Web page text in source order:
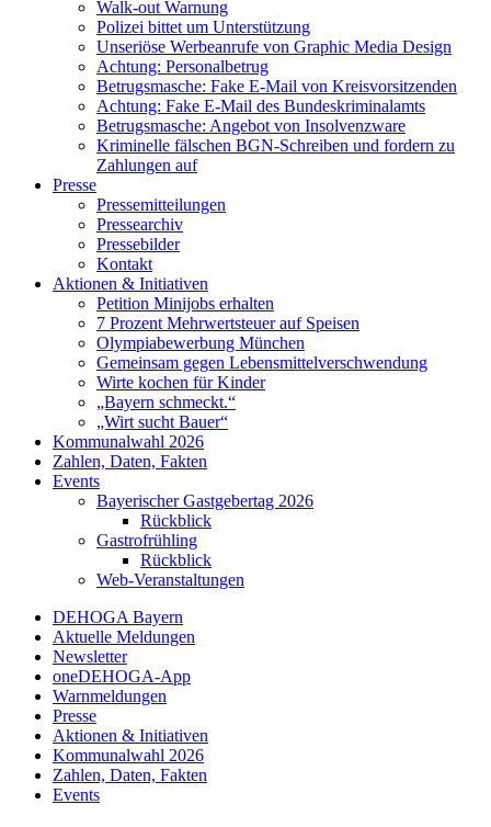
Walk-out Warnung
Polizei bittet um Unterstützung
Unseriöse Werbeanrufe von Graphic Media Design
Achtung: Personalbetrug
Betrugsmasche: Fake E-Mail von Kreisvorsitzenden
Achtung: Fake E-Mail des Bundeskriminalamts
Betrugsmasche: Angebot von Insolvenzware
Kriminelle fälschen BGN-Schreiben und fordern zu
Zahlungen auf
Presse
Pressemitteilungen
Pressearchiv
Pressebilder
Kontakt
Aktionen & Initiativen
Petition Minijobs erhalten
7 Prozent Mehrwertsteuer auf Speisen
Olympiabewerbung München
Gemeinsam gegen Lebensmittelverschwendung
Wirte kochen für Kinder
„Bayern schmeckt.“
„Wirt sucht Bauer“
Kommunalwahl 2026
Zahlen, Daten, Fakten
Events
Bayerischer Gastgebertag 2026
Rückblick
Gastrofrühling
Rückblick
Web-Veranstaltungen
DEHOGA Bayern
Aktuelle Meldungen
Newsletter
oneDEHOGA-App
Warnmeldungen
Presse
Aktionen & Initiativen
Kommunalwahl 2026
Zahlen, Daten, Fakten
Events